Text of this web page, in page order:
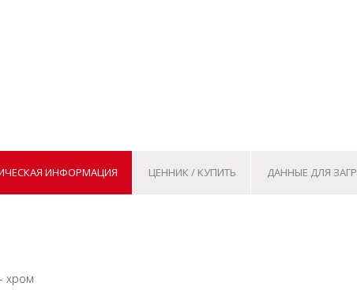
ИНФОРМАЦИЯ ЦЕННИК / КУПИТЬ ДАННЫЕ ДЛЯ
хром